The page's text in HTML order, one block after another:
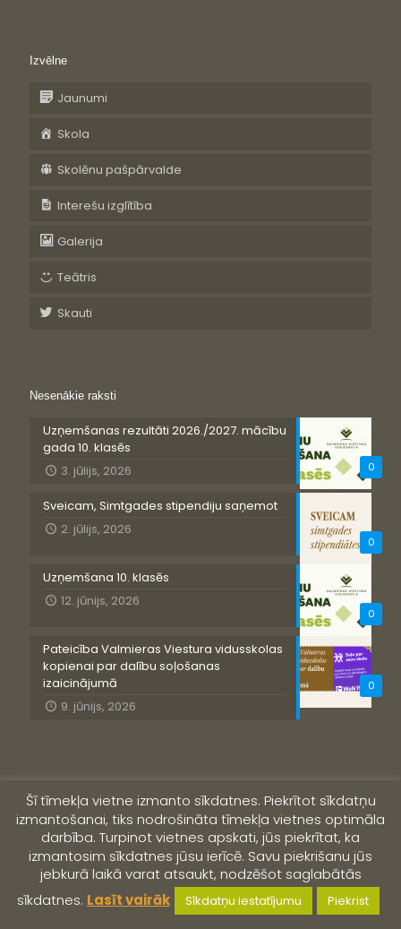
Izvēlne
Jaunumi
Skola
Skolēnu pašpārvalde
Interešu izglītība
Galerija
Teātris
Skauti
Nesenākie raksti
0
Uzņemšanas rezultāti 2026./2027. mācību
gada 10. klasēs
3. jūlijs, 2026
0
Sveicam, Simtgades stipendiju saņemot
2. jūlijs, 2026
0
Uzņemšana 10. klasēs
12. jūnijs, 2026
0
Pateicība Valmieras Viestura vidusskolas
kopienai par dalību soļošanas
izaicinājumā
9. jūnijs, 2026
© 2019 Valmieras Viestura vidusskola
Šī tīmekļa vietne izmanto sīkdatnes. Piekrītot sīkdatņu
izmantošanai, tiks nodrošināta tīmekļa vietnes optimāla
darbība. Turpinot vietnes apskati, jūs piekrītat, ka
izmantosim sīkdatnes jūsu ierīcē. Savu piekrišanu jūs
jebkurā laikā varat atsaukt, nodzēšot saglabātās
sīkdatnes. Lasīt vairāk Sīkdatņu iestatījumu Piekrist